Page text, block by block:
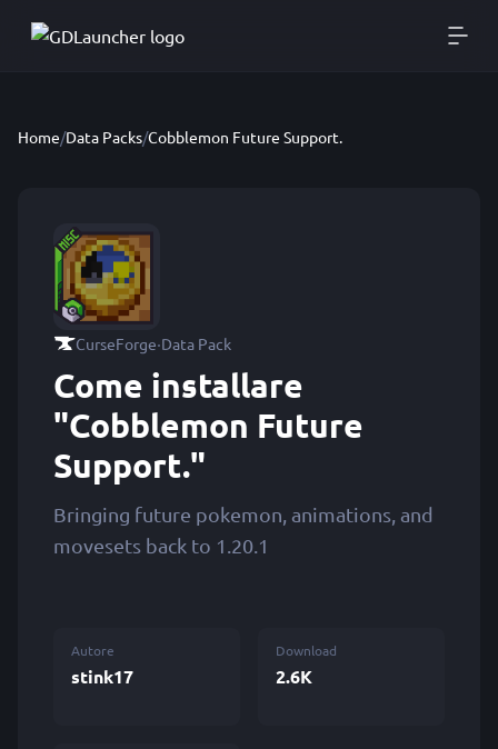
Home/Data Packs/Cobblemon Future Support.
CurseForge·Data Pack
Come installare
"Cobblemon Future
Support."
Bringing future pokemon, animations, and
movesets back to 1.20.1
Autore
stink17
Download
2.6K